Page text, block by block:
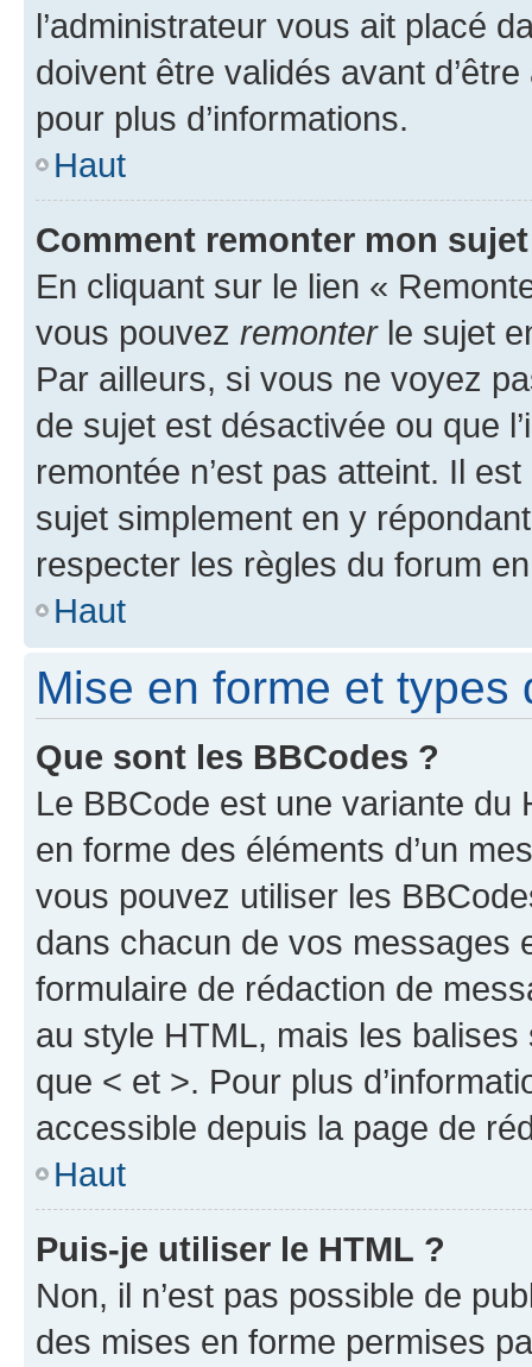
l’administrateur vous ait placé
doivent être validés avant
pour plus d’informations.
Haut
Comment remonter mon
En cliquant sur le lien «
vous pouvez remonterle sujet
Par ailleurs, si vous ne voyez
de sujet est désactivée ou que
remontée n’est pas atteint. Il
sujet simplement en y
respecter les règles du forum
Haut
Mise en forme et types
Que sont les BBCodes ?
Le BBCode est une variante du
en forme des éléments d’un
vous pouvez utiliser les
dans chacun de vos messages
formulaire de rédaction de
au style HTML, mais les
que < et >. Pour plus
accessible depuis la page de
Haut
Puis-je utiliser le HTML ?
Non, il n’est pas possible de
des mises en forme permises